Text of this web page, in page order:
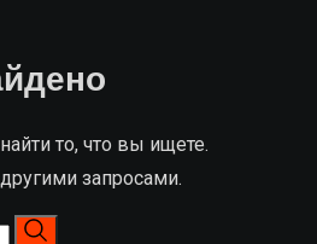
то, что вы ищете.
запросами.